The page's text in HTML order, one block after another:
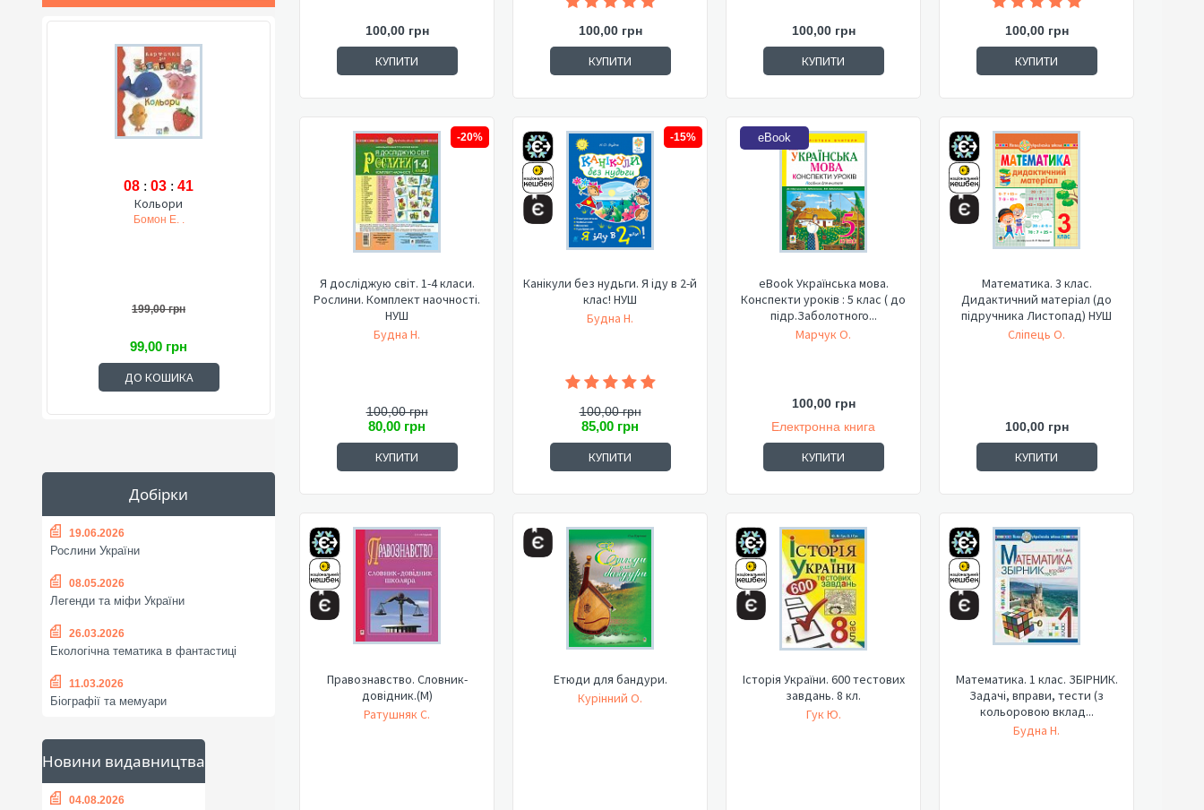
08 : 03 : 40
Кольори
Бомон Е. .
199,00 грн
99,00 грн
ДО КОШИКА
Добірки
19.06.2026
Рослини України
08.05.2026
Легенди та міфи України
26.03.2026
Екологічна тематика в фантастиці
11.03.2026
Біографії та мемуари
Новини видавництва
04.08.2026
100,00 грн
КУПИТИ
100,00 грн
КУПИТИ
100,00 грн
КУПИТИ
100,00 грн
КУПИТИ
-20%
Я досліджую світ. 1-4 класи.
Рослини. Комплект наочності.
НУШ
Будна Н.
100,00 грн
80,00 грн
КУПИТИ
-15%
Канікули без нудьги. Я іду в 2-й
клас! НУШ
Будна Н.
100,00 грн
85,00 грн
КУПИТИ
eBook
eBook Українська мова.
Конспекти уроків : 5 клас ( до
підр.Заболотного...
Марчук О.
100,00 грн
Електронна книга
КУПИТИ
Математика. 3 клас.
Дидактичний матеріал (до
підручника Листопад) НУШ
Сліпець О.
100,00 грн
КУПИТИ
Правознавство. Словник-
довідник.(М)
Ратушняк С.
Етюди для бандури.
Курінний О.
Історія України. 600 тестових
завдань. 8 кл.
Гук Ю.
Математика. 1 клас. ЗБІРНИК.
Задачі, вправи, тести (з
кольоровою вклад...
Будна Н.